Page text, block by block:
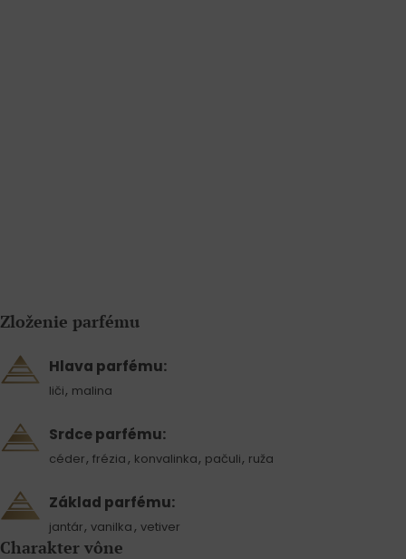
Zloženie parfému
Hlava parfému:
liči, malina
Srdce parfému:
céder, frézia , konvalinka, pačuli, ruža
Základ parfému:
jantár, vanilka , vetiver
Charakter vône